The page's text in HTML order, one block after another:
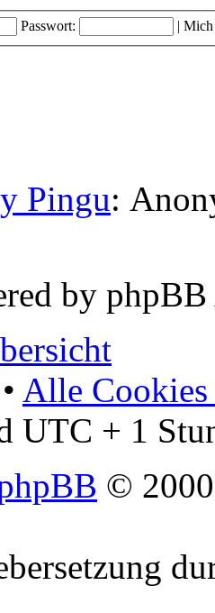
Passwort: | Mich
Pingu:
by
• Alle Cookies
UTC + 1
©